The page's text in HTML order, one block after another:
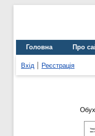
Головна Про
Вхід Реєстрація